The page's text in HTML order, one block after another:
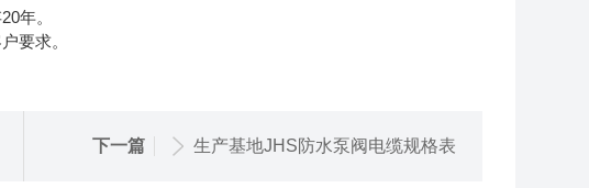
年。
要求。
下一篇 生产基地JHS防水泵阀电缆规格表